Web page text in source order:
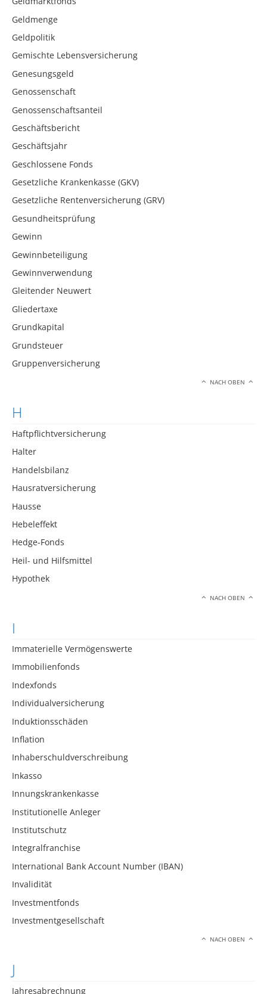
Geldmenge
Geldpolitik
Gemischte Lebensversicherung
Genesungsgeld
Genossenschaft
Genossenschaftsanteil
Geschäftsbericht
Geschäftsjahr
Geschlossene Fonds
Gesetzliche Krankenkasse (GKV)
Gesetzliche Rentenversicherung (GRV)
Gesundheitsprüfung
Gewinn
Gewinnbeteiligung
Gewinnverwendung
Gleitender Neuwert
Gliedertaxe
Grundkapital
Grundsteuer
Gruppenversicherung
NACH OBEN
H
Haftpflichtversicherung
Halter
Handelsbilanz
Hausratversicherung
Hausse
Hebeleffekt
Hedge-Fonds
Heil- und Hilfsmittel
Hypothek
NACH OBEN
I
Immaterielle Vermögenswerte
Immobilienfonds
Indexfonds
Individualversicherung
Induktionsschäden
Inflation
Inhaberschuldverschreibung
Inkasso
Innungskrankenkasse
Institutionelle Anleger
Institutschutz
Integralfranchise
International Bank Account Number (IBAN)
Invalidität
Investmentfonds
Investmentgesellschaft
NACH OBEN
J
Jahresabrechnung